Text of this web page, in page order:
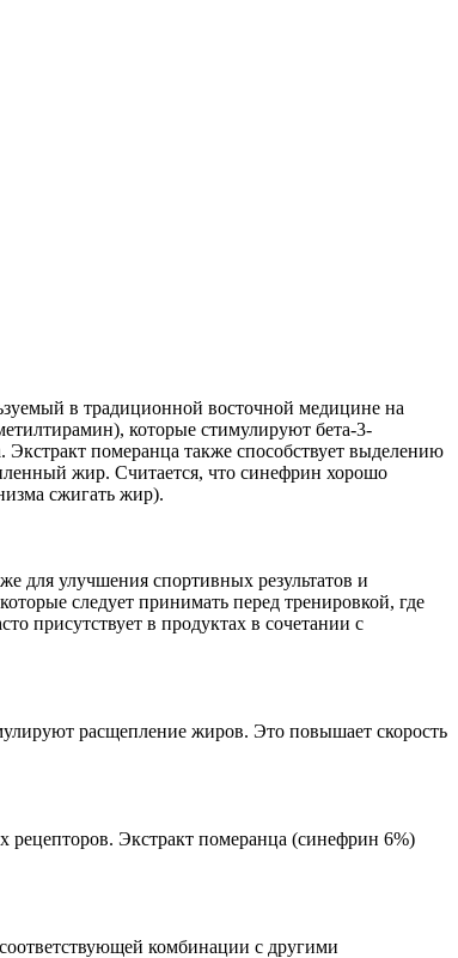
в традиционной восточной медицине на
которые стимулируют бета-3-
померанца также способствует выделению
жир. Считается, что синефрин хорошо
сжигать жир).
для улучшения спортивных результатов и
следует принимать перед тренировкой, где
присутствует в продуктах в сочетании с
расщепление жиров. Это повышает скорость
рецепторов. Экстракт померанца (синефрин 6%)
комбинации с другими